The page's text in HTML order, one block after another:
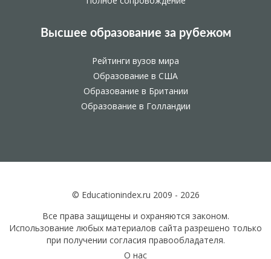
Высшее образование за рубежом
Рейтинги вузов мира
Образование в США
Образование в Британии
Образование в Голландии
© Educationindex.ru 2009 - 2026
Все права защищены и охраняются законом.
Использование любых материалов сайта разрешено только
при получении согласия правообладателя.
О нас